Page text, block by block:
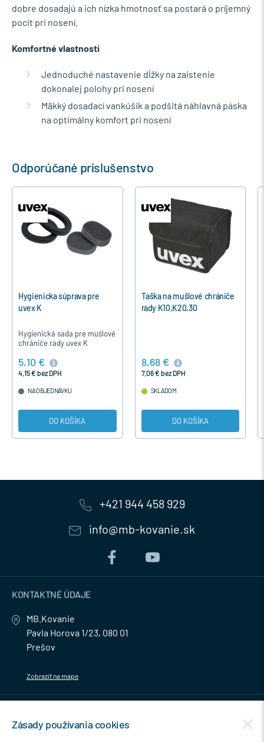
dobre dosadajú a ich nízka hmotnosť sa postará o príjemný
pocit pri nosení.
Komfortné vlastnosti
Jednoduché nastavenie dĺžky na zaistenie
dokonalej polohy pri nosení
Mäkký dosadací vankúšik a podšitá náhlavná páska
na optimálny komfort pri nosení
Odporúčané príslušenstvo
Hygienicka súprava pre
uvex K
Hygienická sada pre mušlové
chrániče rady uvex K
5,10 €
4,15 € bez DPH
NA OBJEDNÁVKU
DO KOŠÍKA
Taška na mušlové chrániče
rady K10,K20,30
8,68 €
7,06 € bez DPH
SKLADOM
DO KOŠÍKA
+421 944 458 929
info@mb-kovanie.sk
KONTAKTNÉ ÚDAJE
MB.Kovanie
Pavla Horova 1/23, 080 01
Prešov
Zobraziť na mape
Zásady používania cookies